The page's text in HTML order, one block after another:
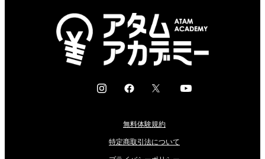
I
a
F
e
b
X
Y
無料体験規約
特定商取引法について